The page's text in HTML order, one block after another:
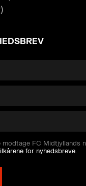
modtage FC Midtjyllands
for nyhedsbreve